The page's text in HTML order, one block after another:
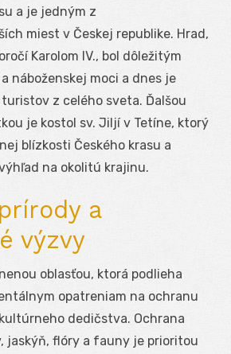
a je jedným z
miest v Českej republike. Hrad,
Karolom IV., bol dôležitým
náboženskej moci a dnes je
z celého sveta. Ďalšou
je kostol sv. Jiljí v Tetíne, ktorý
blízkosti Českého krasu a
na okolitú krajinu.
a
výzvy
oblasťou, ktorá podlieha
opatreniam na ochranu
dedičstva. Ochrana
jaskýň, flóry a fauny je prioritou